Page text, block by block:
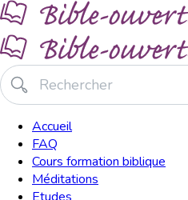
Accueil
FAQ
Cours formation biblique
Méditations